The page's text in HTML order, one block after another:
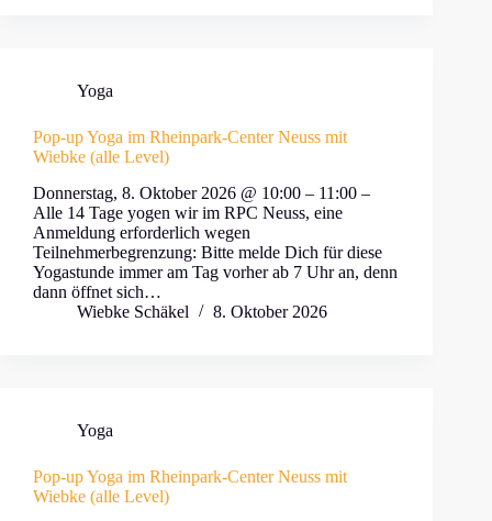
Yoga
Pop-up Yoga im Rheinpark-Center Neuss mit
Wiebke (alle Level)
Donnerstag, 8. Oktober 2026 @ 10:00 – 11:00 –
Alle 14 Tage yogen wir im RPC Neuss, eine
Anmeldung erforderlich wegen
Teilnehmerbegrenzung: Bitte melde Dich für diese
Yogastunde immer am Tag vorher ab 7 Uhr an, denn
dann öffnet sich…
Wiebke Schäkel
8. Oktober 2026
Yoga
Pop-up Yoga im Rheinpark-Center Neuss mit
Wiebke (alle Level)